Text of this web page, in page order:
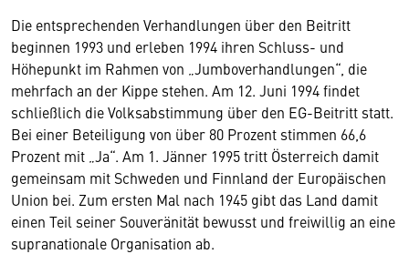
Die entsprechenden Verhandlungen über den Beitritt
beginnen 1993 und erleben 1994 ihren Schluss- und
Höhepunkt im Rahmen von „Jumboverhandlungen“, die
mehrfach an der Kippe stehen. Am 12. Juni 1994 findet
schließlich die Volksabstimmung über den EG-Beitritt statt.
Bei einer Beteiligung von über 80 Prozent stimmen 66,6
Prozent mit „Ja“. Am 1. Jänner 1995 tritt Österreich damit
gemeinsam mit Schweden und Finnland der Europäischen
Union bei. Zum ersten Mal nach 1945 gibt das Land damit
einen Teil seiner Souveränität bewusst und freiwillig an eine
supranationale Organisation ab.